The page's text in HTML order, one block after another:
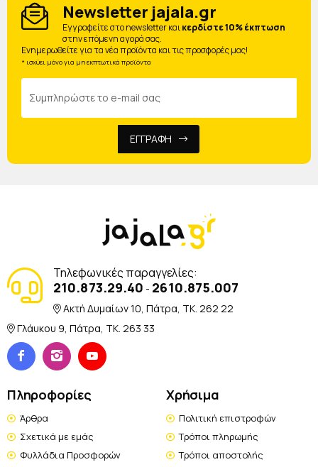
Newsletter jajala.gr
Eγγραφείτε στο newsletter καικερδίστε 10% έκπτωση
στην επόμενη αγορά σας.
Ενημερωθείτε για τα νέα προϊόντα και τις προσφορές μας!
* ισχύει μόνο για μη εκπτωτικά προϊόντα
ΕΓΓΡΑΦΗ
Τηλεφωνικές παραγγελίες:
210.873.29.40 - 2610.875.007
Ακτή Δυμαίων 10, Πάτρα, TK. 262 22
Γλάυκου 9, Πάτρα, TK. 263 33
Πληροφορίες
Άρθρα
Σχετικά με εμάς
Φυλλάδια Προσφορών
Χρήσιμα
Πολιτική επιστροφών
Τρόποι πληρωμής
Τρόποι αποστολής